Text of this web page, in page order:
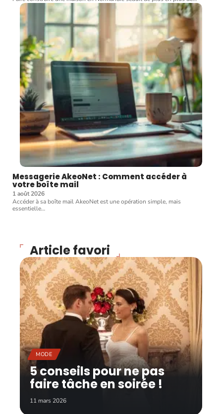
Messagerie AkeoNet : Comment accéder à
votre boîte mail
1 août 2026
Accéder à sa boîte mail AkeoNet est une opération simple, mais
essentielle…
Article favori
MODE
5 conseils pour ne pas
faire tâche en soirée !
11 mars 2026